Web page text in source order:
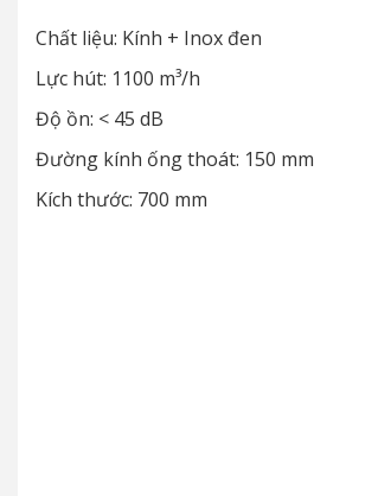
Chất liệu: Kính + Inox đen
Lực hút: 1100 m³/h
Độ ồn: < 45 dB
Đường kính ống thoát: 150 mm
Kích thước: 700 mm